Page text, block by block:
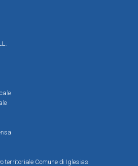
territoriale Comune di Iglesias